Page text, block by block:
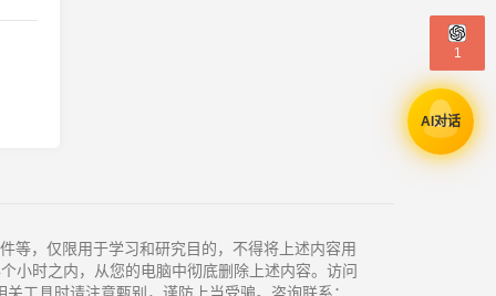
等，仅限用于学习和研究目的，不得将上述内容用
小时之内，从您的电脑中彻底删除上述内容。访问
1
AI对话